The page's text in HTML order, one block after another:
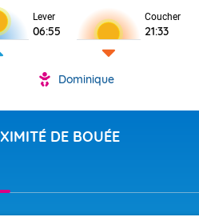
Lever
06:55
Coucher
21:33
Dominique
DE BOUÉE
Voici les
: 13/28 Paris
Clermont-Fd
Limoges :
Lille : 14/29
(83), et